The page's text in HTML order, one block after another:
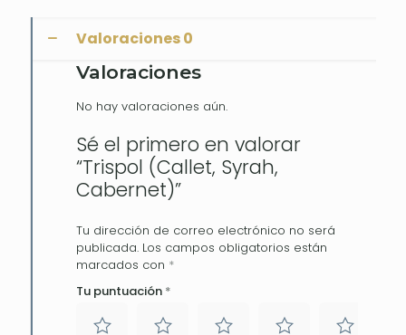
Valoraciones0
Valoraciones
No hay valoraciones aún.
Sé el primero en valorar
“Trispol (Callet, Syrah,
Cabernet)”
Tu dirección de correo electrónico no será
publicada. Los campos obligatorios están
marcados con *
Tu puntuación *